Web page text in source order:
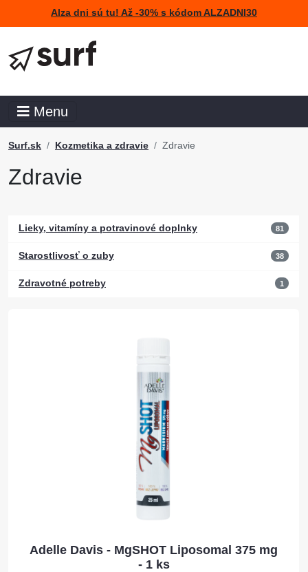
Alza dni sú tu! Až -30% s kódom ALZADNI30
Menu
Surf.sk Kozmetika a zdravie Zdravie
Zdravie
Lieky, vitamíny a potravinové doplnky 81
Starostlivosť o zuby 38
Zdravotné potreby 1
Adelle Davis - MgSHOT Liposomal 375 mg
- 1 ks